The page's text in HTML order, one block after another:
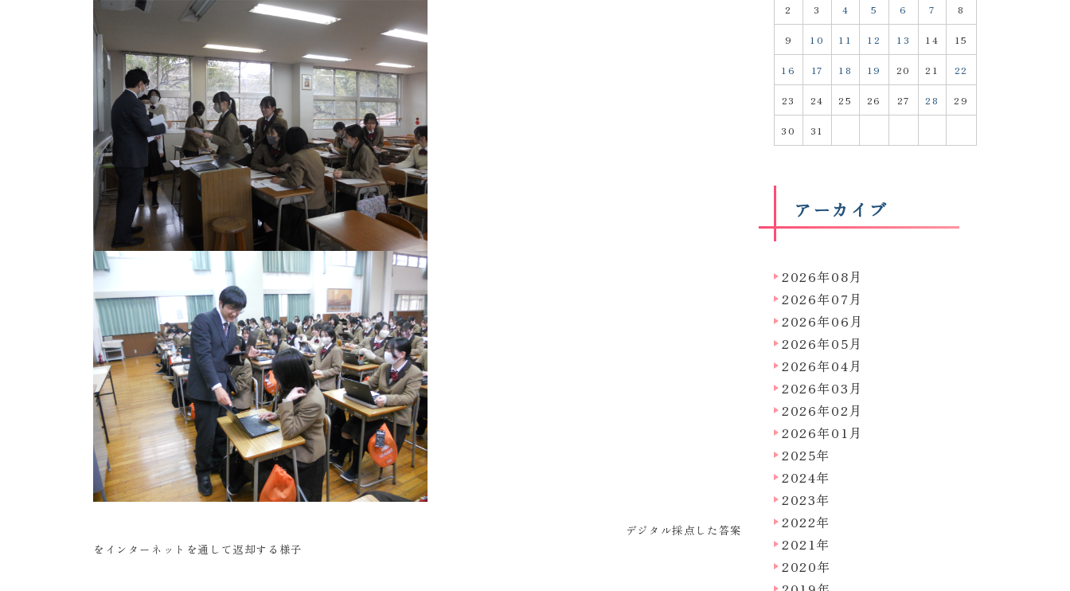
デジタル採点した答案
をインターネットを通して返却する様子
2 3 4 5 6 7 8
9 10 11 12 13 14 15
16 17 18 19 20 21 22
23 24 25 26 27 28 29
30 31
アーカイブ
2026年08月
2026年07月
2026年06月
2026年05月
2026年04月
2026年03月
2026年02月
2026年01月
2025年
2024年
2023年
2022年
2021年
2020年